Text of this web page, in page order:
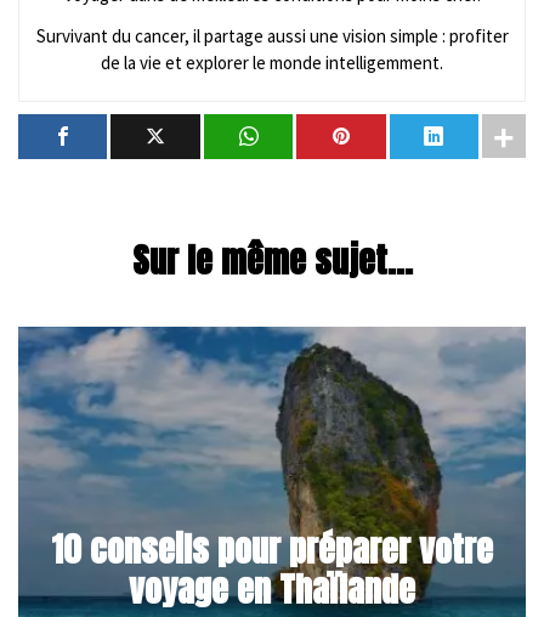
Survivant du cancer, il partage aussi une vision simple : profiter
de la vie et explorer le monde intelligemment.
Sur le même sujet...
10 conseils pour préparer votre
voyage en Thaïlande